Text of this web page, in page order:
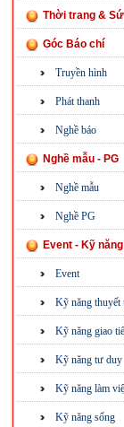
Thời trang &
Góc Báo chí
Truyền hình
Phát thanh
Nghề báo
Nghề mẫu - PG
Nghề mẫu
Nghề PG
Event - Kỹ
Event
Kỹ năng thuyết
Kỹ năng giao
Kỹ năng tư duy
Kỹ năng làm
Kỹ năng sống